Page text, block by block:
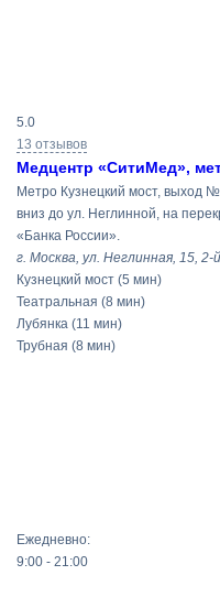
поиска
5.0
13 отзывов
Медцентр «СитиМед»,
Метро Кузнецкий мост, выход
вниз до ул. Неглинной, на
«Банка России».
г. Москва, ул. Неглинная, 15,
Кузнецкий мост (5 мин)
Театральная (8 мин)
Лубянка (11 мин)
Трубная (8 мин)
Ежедневно:
9:00 - 21:00